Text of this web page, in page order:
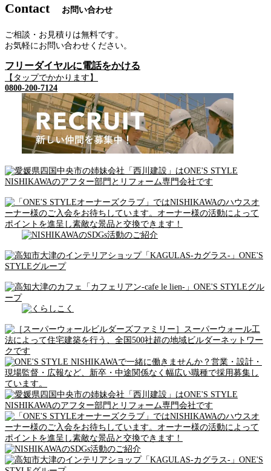
Contact お問い合わせ
ご相談・お見積りは無料です。
お気軽にお問い合わせください。
フリーダイヤルに電話をかける
【タップでかかります】
0800-200-7124